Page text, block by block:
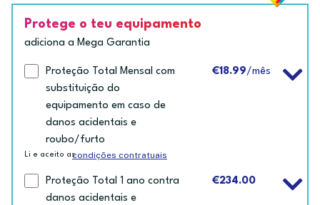
Protege o teu equipamento
adiciona a Mega Garantia
Proteção Total Mensal com
substituição do
equipamento em caso de
danos acidentais e
roubo/furto
€18.99/mês
Li e aceito ascondições contratuais
Proteção Total 1 ano contra
danos acidentais e
€234.00